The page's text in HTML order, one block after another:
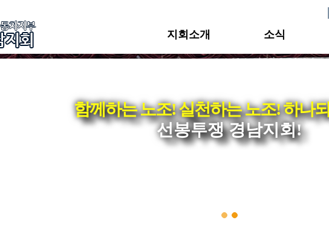
지회소개 소식
함께하는 노조! 실천하는 노조! 하나
선봉투쟁 경남지회!